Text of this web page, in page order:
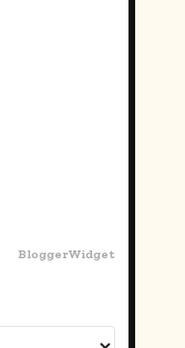
BloggerWidget